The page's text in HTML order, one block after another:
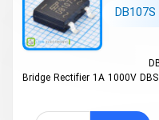
DB107S
Bridge Rectifier 1A 1000V DBS